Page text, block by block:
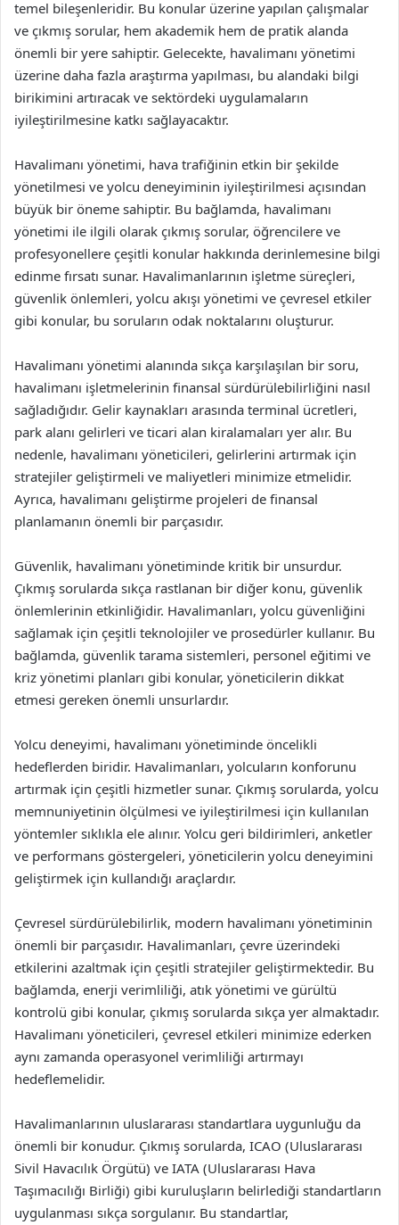
temel bileşenleridir. Bu konular üzerine yapılan çalışmalar
ve çıkmış sorular, hem akademik hem de pratik alanda
önemli bir yere sahiptir. Gelecekte, havalimanı yönetimi
üzerine daha fazla araştırma yapılması, bu alandaki bilgi
birikimini artıracak ve sektördeki uygulamaların
iyileştirilmesine katkı sağlayacaktır.
Havalimanı yönetimi, hava trafiğinin etkin bir şekilde
yönetilmesi ve yolcu deneyiminin iyileştirilmesi açısından
büyük bir öneme sahiptir. Bu bağlamda, havalimanı
yönetimi ile ilgili olarak çıkmış sorular, öğrencilere ve
profesyonellere çeşitli konular hakkında derinlemesine bilgi
edinme fırsatı sunar. Havalimanlarının işletme süreçleri,
güvenlik önlemleri, yolcu akışı yönetimi ve çevresel etkiler
gibi konular, bu soruların odak noktalarını oluşturur.
Havalimanı yönetimi alanında sıkça karşılaşılan bir soru,
havalimanı işletmelerinin finansal sürdürülebilirliğini nasıl
sağladığıdır. Gelir kaynakları arasında terminal ücretleri,
park alanı gelirleri ve ticari alan kiralamaları yer alır. Bu
nedenle, havalimanı yöneticileri, gelirlerini artırmak için
stratejiler geliştirmeli ve maliyetleri minimize etmelidir.
Ayrıca, havalimanı geliştirme projeleri de finansal
planlamanın önemli bir parçasıdır.
Güvenlik, havalimanı yönetiminde kritik bir unsurdur.
Çıkmış sorularda sıkça rastlanan bir diğer konu, güvenlik
önlemlerinin etkinliğidir. Havalimanları, yolcu güvenliğini
sağlamak için çeşitli teknolojiler ve prosedürler kullanır. Bu
bağlamda, güvenlik tarama sistemleri, personel eğitimi ve
kriz yönetimi planları gibi konular, yöneticilerin dikkat
etmesi gereken önemli unsurlardır.
Yolcu deneyimi, havalimanı yönetiminde öncelikli
hedeflerden biridir. Havalimanları, yolcuların konforunu
artırmak için çeşitli hizmetler sunar. Çıkmış sorularda, yolcu
memnuniyetinin ölçülmesi ve iyileştirilmesi için kullanılan
yöntemler sıklıkla ele alınır. Yolcu geri bildirimleri, anketler
ve performans göstergeleri, yöneticilerin yolcu deneyimini
geliştirmek için kullandığı araçlardır.
Çevresel sürdürülebilirlik, modern havalimanı yönetiminin
önemli bir parçasıdır. Havalimanları, çevre üzerindeki
etkilerini azaltmak için çeşitli stratejiler geliştirmektedir. Bu
bağlamda, enerji verimliliği, atık yönetimi ve gürültü
kontrolü gibi konular, çıkmış sorularda sıkça yer almaktadır.
Havalimanı yöneticileri, çevresel etkileri minimize ederken
aynı zamanda operasyonel verimliliği artırmayı
hedeflemelidir.
Havalimanlarının uluslararası standartlara uygunluğu da
önemli bir konudur. Çıkmış sorularda, ICAO (Uluslararası
Sivil Havacılık Örgütü) ve IATA (Uluslararası Hava
Taşımacılığı Birliği) gibi kuruluşların belirlediği standartların
uygulanması sıkça sorgulanır. Bu standartlar,